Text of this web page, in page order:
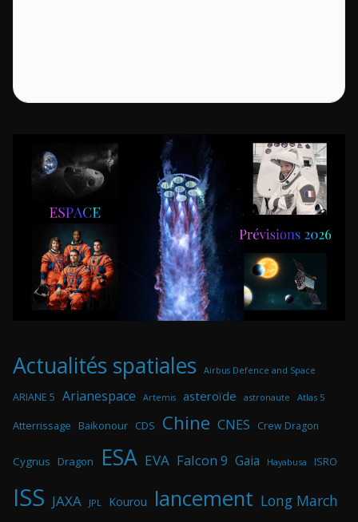
Actualités spatiales Airbus Defence and Space
ARIANE 5 Arianespace Artemis asteroïde astronaute Atlas 5
Atterrissage Baikonour CDS Chine CNES Crew Dragon
Cygnus Dragon ESA EVA Falcon 9 Gaia Hayabusa ISRO
ISS JAXA JPL Kourou lancement Long March